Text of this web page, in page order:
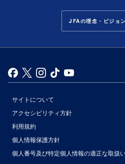
JFAの理念・ビジョ
サイトについて
アクセシビリティ方針
利用規約
個人情報保護方針
個人番号及び特定個人情報の適正な取扱